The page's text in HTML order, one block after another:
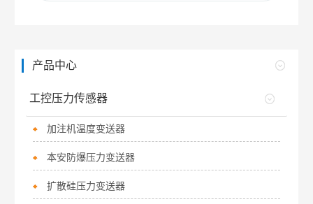
产品中心
工控压力传感器
加注机温度变送器
本安防爆压力变送器
扩散硅压力变送器